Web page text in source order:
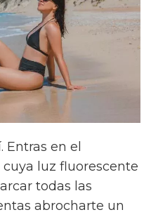
Entras en el
luz fluorescente
todas las
abrocharte un